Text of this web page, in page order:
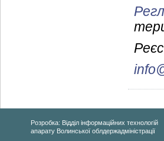
Розробка: Відділ інформаційних технологій
апарату Волинської облдержадміністрації